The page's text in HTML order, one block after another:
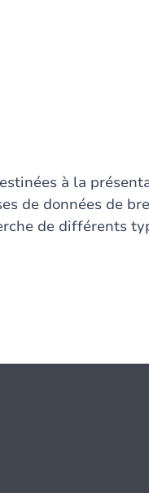
à la
de données de
de différents